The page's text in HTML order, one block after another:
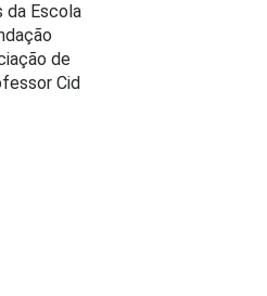
da Escola
de
Cid